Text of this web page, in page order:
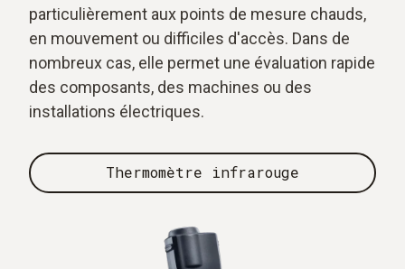
particulièrement aux points de mesure chauds,
en mouvement ou difficiles d'accès. Dans de
nombreux cas, elle permet une évaluation rapide
des composants, des machines ou des
installations électriques.
Thermomètre infrarouge